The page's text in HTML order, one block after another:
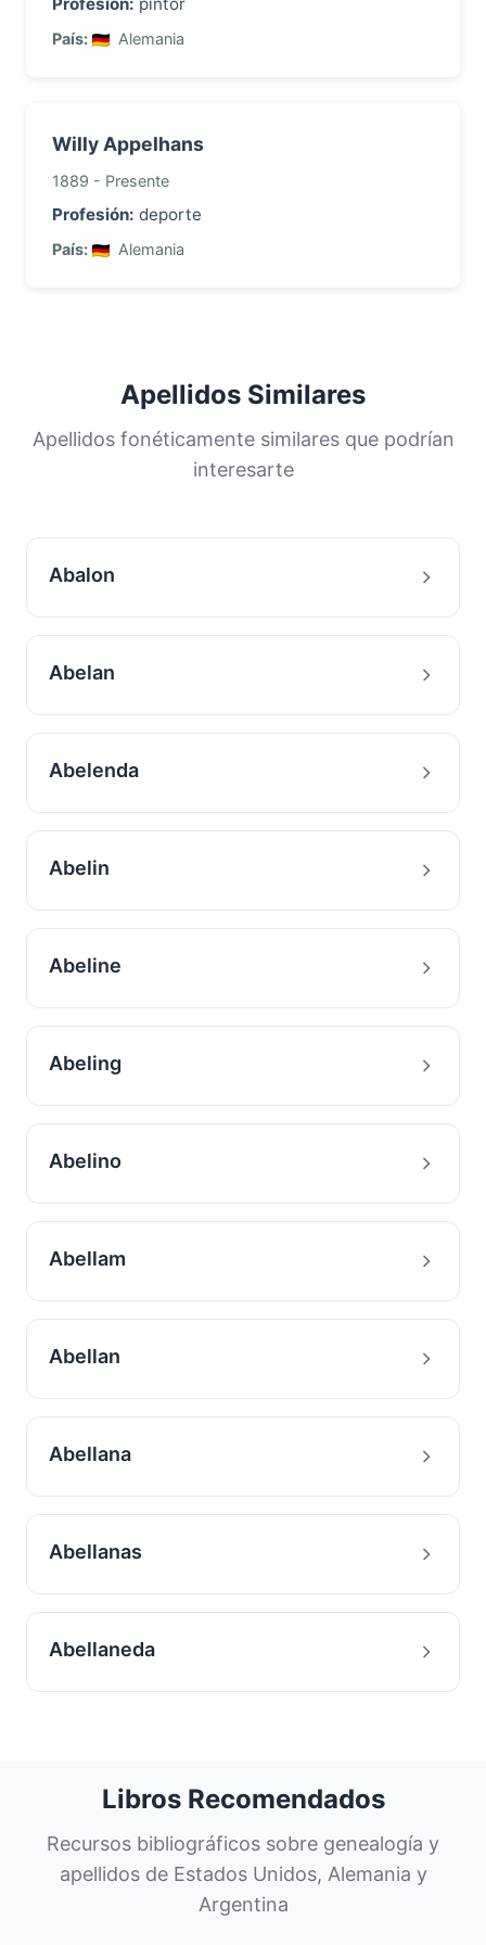
País: Alemania
Willy Appelhans
1889 - Presente
Profesión: deporte
País: Alemania
Apellidos Similares
Apellidos fonéticamente similares que podrían
interesarte
Abalon
Abelan
Abelenda
Abelin
Abeline
Abeling
Abelino
Abellam
Abellan
Abellana
Abellanas
Abellaneda
Libros Recomendados
Recursos bibliográficos sobre genealogía y
apellidos de Estados Unidos, Alemania y
Argentina